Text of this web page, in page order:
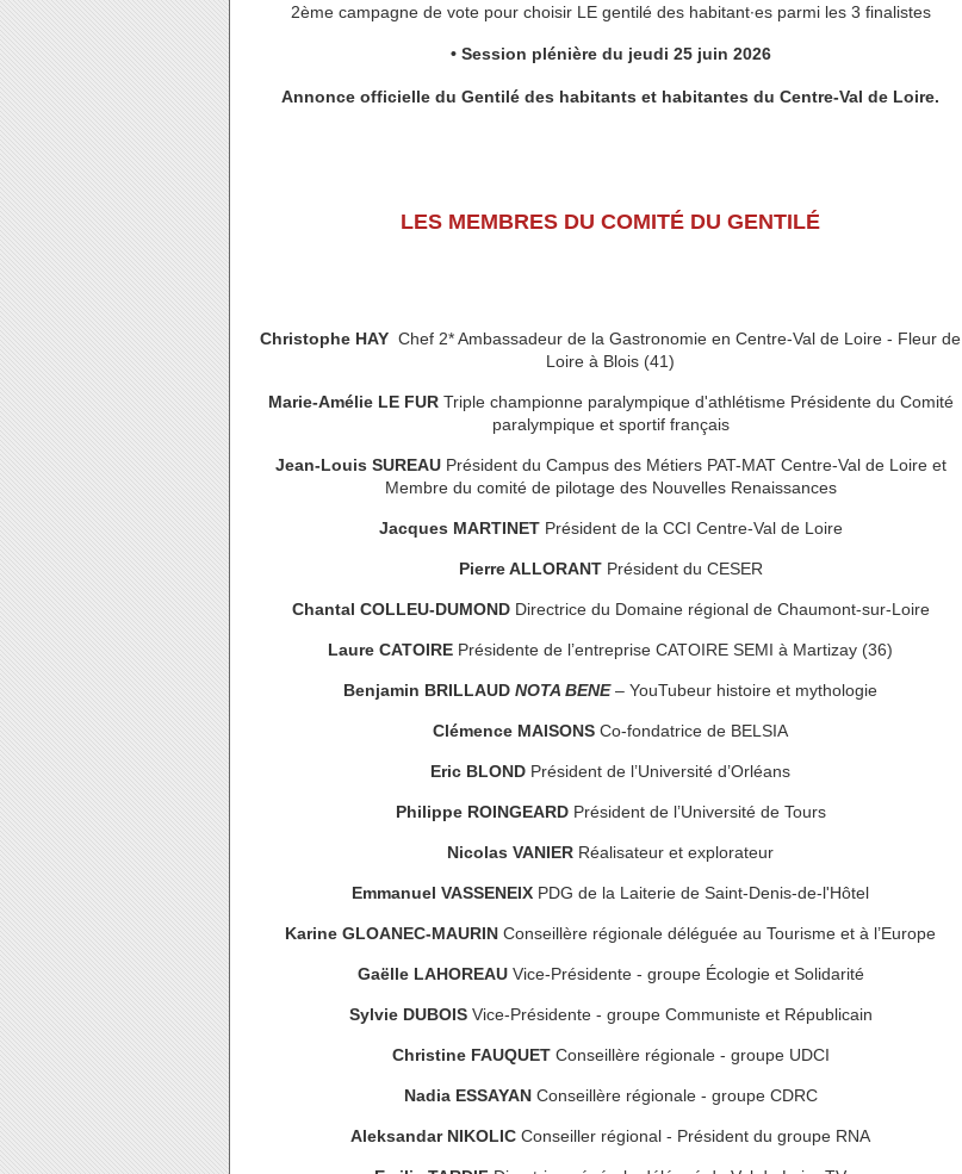
2ème campagne de vote pour choisir LE gentilé des habitant∙es parmi les 3 finalistes
• Session plénière du jeudi 25 juin 2026
Annonce officielle du Gentilé des habitants et habitantes du Centre-Val de Loire.
LES MEMBRES DU COMITÉ DU GENTILÉ
Christophe HAY Chef 2* Ambassadeur de la Gastronomie en Centre-Val de Loire - Fleur de
Loire à Blois (41)
Marie-Amélie LE FURTriple championne paralympique d'athlétisme Présidente du Comité
paralympique et sportif français
Jean-Louis SUREAUPrésident du Campus des Métiers PAT-MAT Centre-Val de Loire et
Membre du comité de pilotage des Nouvelles Renaissances
Jacques MARTINETPrésident de la CCI Centre-Val de Loire
Pierre ALLORANTPrésident du CESER
Chantal COLLEU-DUMONDDirectrice du Domaine régional de Chaumont-sur-Loire
Laure CATOIRE Présidente de l’entreprise CATOIRE SEMI à Martizay (36)
Benjamin BRILLAUD NOTA BENE– YouTubeur histoire et mythologie
Clémence MAISONS Co-fondatrice de BELSIA
Eric BLOND Président de l’Université d’Orléans
Philippe ROINGEARDPrésident de l’Université de Tours
Nicolas VANIER Réalisateur et explorateur
Emmanuel VASSENEIX PDG de la Laiterie de Saint-Denis-de-l'Hôtel
Karine GLOANEC-MAURIN Conseillère régionale déléguée au Tourisme et à l’Europe
Gaëlle LAHOREAUVice-Présidente - groupe Écologie et Solidarité
Sylvie DUBOISVice-Présidente - groupe Communiste et Républicain
Christine FAUQUETConseillère régionale - groupe UDCI
Nadia ESSAYANConseillère régionale - groupe CDRC
Aleksandar NIKOLIC Conseiller régional - Président du groupe RNA